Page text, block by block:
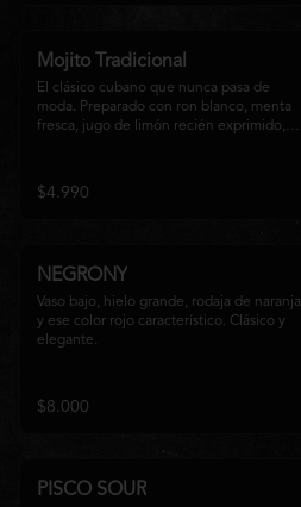
Mojito Tradicional
El clásico cubano que nunca pasa de
moda. Preparado con ron blanco, menta
fresca, jugo de limón recién exprimido,
aromático y perfectamente equilibrado,
ideal para disfrutar en cualquier ocasión.
$4.990
NEGRONY
Vaso bajo, hielo grande, rodaja de naranja
y ese color rojo característico. Clásico y
elegante.
$8.000
PISCO SOUR